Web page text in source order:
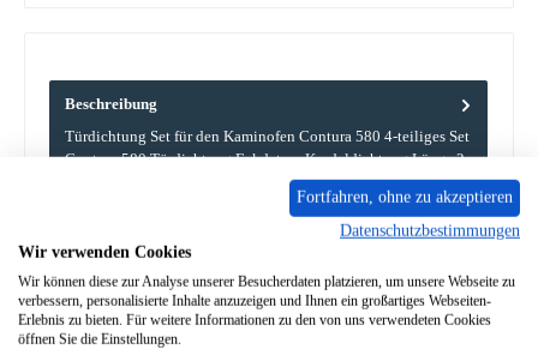
Beschreibung
Türdichtung Set für den Kaminofen Contura 580 4-teiliges Set
Contura 580 Türdichtung Eckdaten: Kordeldichtung Länge 2,
Angaben zur Produktsicherheit
Fortfahren, ohne zu akzeptieren
Datenschutzbestimmungen
Wir verwenden Cookies
Wir können diese zur Analyse unserer Besucherdaten platzieren, um unsere Webseite zu
verbessern, personalisierte Inhalte anzuzeigen und Ihnen ein großartiges Webseiten-
Erlebnis zu bieten. Für weitere Informationen zu den von uns verwendeten Cookies
öffnen Sie die Einstellungen.